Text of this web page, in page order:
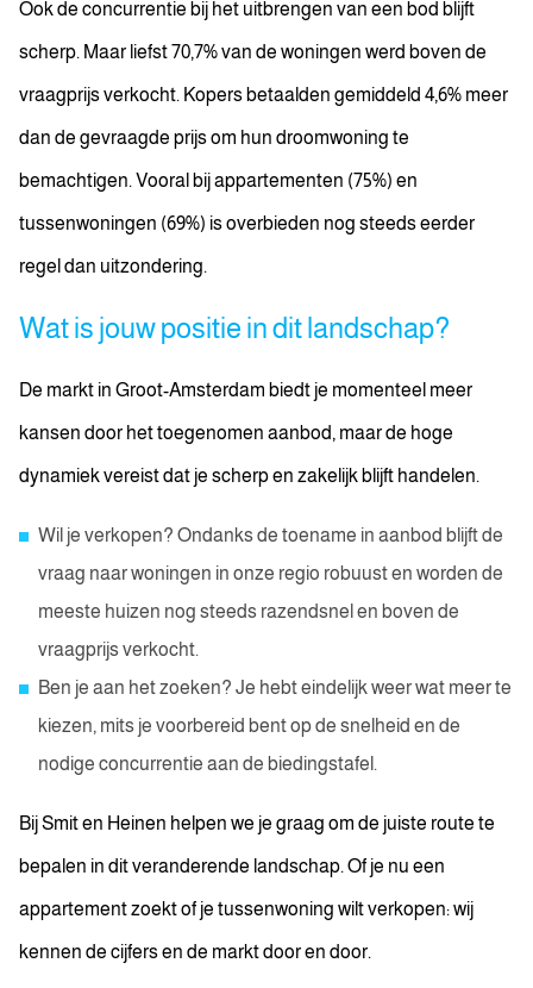
Ook de concurrentie bij het uitbrengen van een bod blijft
scherp. Maar liefst 70,7% van de woningen werd boven de
vraagprijs verkocht. Kopers betaalden gemiddeld 4,6% meer
dan de gevraagde prijs om hun droomwoning te
bemachtigen. Vooral bij appartementen (75%) en
tussenwoningen (69%) is overbieden nog steeds eerder
regel dan uitzondering.
Wat is jouw positie in dit landschap?
De markt in Groot-Amsterdam biedt je momenteel meer
kansen door het toegenomen aanbod, maar de hoge
dynamiek vereist dat je scherp en zakelijk blijft handelen.
Wil je verkopen? Ondanks de toename in aanbod blijft de
vraag naar woningen in onze regio robuust en worden de
meeste huizen nog steeds razendsnel en boven de
vraagprijs verkocht.
Ben je aan het zoeken? Je hebt eindelijk weer wat meer te
kiezen, mits je voorbereid bent op de snelheid en de
nodige concurrentie aan de biedingstafel.
Bij Smit en Heinen helpen we je graag om de juiste route te
bepalen in dit veranderende landschap. Of je nu een
appartement zoekt of je tussenwoning wilt verkopen: wij
kennen de cijfers en de markt door en door.